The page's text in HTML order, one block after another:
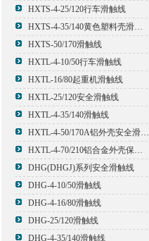
HXTS-4-25/120行车滑触线
HXTS-4-35/140黄色塑料壳滑触线
HXTS-50/170滑触线
HXTL-4-10/50行车滑触线
HXTL-16/80起重机滑触线
HXTL-25/120安全滑触线
HXTL-4-35/140滑触线
HXTL-4-50/170A铝外壳安全滑触线
HXTL-4-70/210铝合金外壳保护多极管式滑触线
DHG(DHGJ)系列安全滑触线
DHG-4-10/50滑触线
DHG-4-16/80滑触线
DHG-25/120滑触线
DHG-4-35/140滑触线